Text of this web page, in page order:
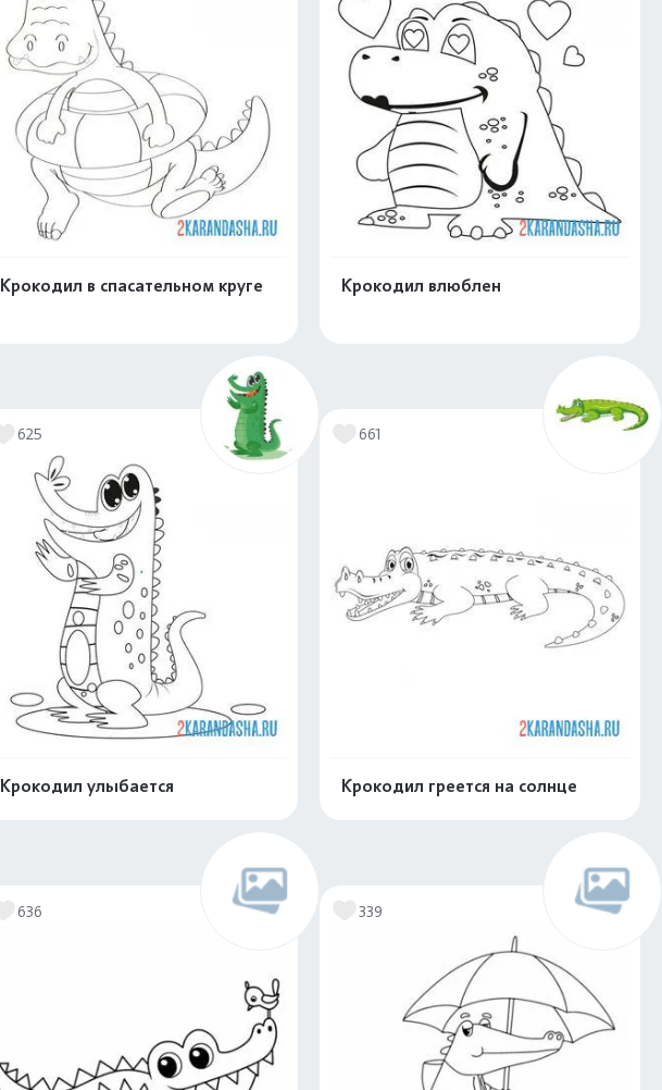
Крокодил в спасательном круге Крокодил влюблен
625
Крокодил улыбается
661
Крокодил греется на солнце
636 339